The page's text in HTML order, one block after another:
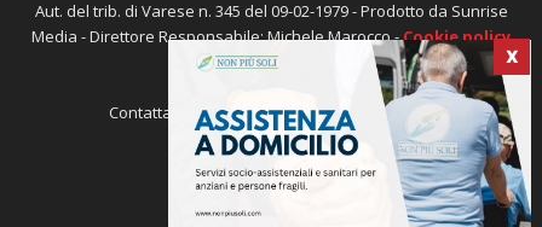
X
Media - Direttore Responsabile: Michele Marocco -Cookie policy
Pubblicità
redazione@varese-sport.com
SEGUICI